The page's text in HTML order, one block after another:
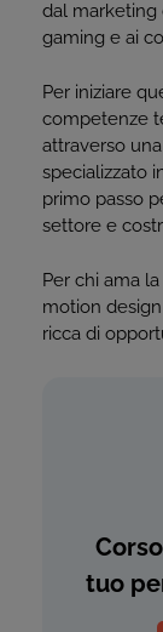
dal marketing
gaming e ai
Per iniziare
competenze
attraverso
specializzato
primo passo
settore e
Per chi ama
motion
ricca di
tuo